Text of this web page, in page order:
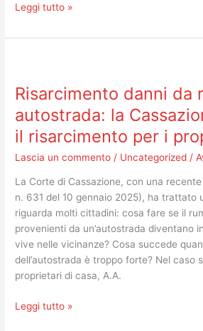
Leggi tutto »
Risarcimento danni da
autostrada: la
il risarcimento per i
Lascia un commento / Uncategorized /
La Corte di Cassazione, con una
n. 631 del 10 gennaio 2025), ha trattato
riguarda molti cittadini: cosa fare se il
provenienti da un’autostrada diventano
vive nelle vicinanze? Cosa succede
dell’autostrada è troppo forte? Nel caso
proprietari di casa, A.A.
da
rumore
autostrada:
Cassazione
il
risarcimento
per
i
proprietari
Leggi tutto »